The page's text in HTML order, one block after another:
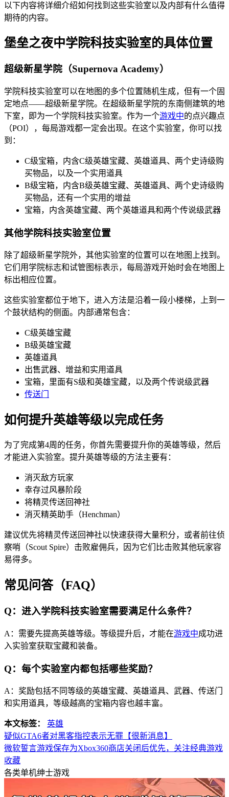
以下内容将详细介绍如何找到这些实验室以及内部有什么值得
期待的内容。
堡垒之夜中学院科技实验室的具体位置
超级新星学院（Supernova Academy）
学院科技实验室可以在地图的多个位置随机生成，但有一个固
定地点——超级新星学院。在超级新星学院的东南侧建筑的地
下室，即为一个学院科技实验室。作为一个游戏中的点兴趣点
（POI），每局游戏都一定会出现。在这个实验室，你可以找
到：
C级宝箱，内含C级英雄宝藏、英雄道具、两个史诗级购
买物品，以及一个实用道具
B级宝箱，内含B级英雄宝藏、英雄道具、两个史诗级购
买物品，还有一个实用的增益
宝箱，内含英雄宝藏、两个英雄道具和两个传说级武器
其他学院科技实验室位置
除了超级新星学院外，其他实验室的位置可以在地图上找到。
它们用学院标志和试管图标表示，每局游戏开始时会在地图上
标出相应位置。
这些实验室都位于地下，进入方法是沿着一段小楼梯，上到一
个鼓状结构的侧面。内部通常包含：
C级英雄宝藏
B级英雄宝藏
英雄道具
出售武器、增益和实用道具
宝箱，里面有S级和英雄宝藏，以及两个传说级武器
传送门
如何提升英雄等级以完成任务
为了完成第4周的任务，你首先需要提升你的英雄等级，然后
才能进入实验室。提升英雄等级的方法主要有：
消灭敌方玩家
幸存过风暴阶段
将精灵传送回神社
消灭精英助手（Henchman）
建议优先将精灵传送回神社以快速获得大量积分，或者前往侦
察哨（Scout Spire）击败雇佣兵，因为它们比击败其他玩家容
易得多。
常见问答（FAQ）
Q：进入学院科技实验室需要满足什么条件？
A：需要先提高英雄等级。等级提升后，才能在游戏中成功进
入实验室获取宝藏和装备。
Q：每个实验室内都包括哪些奖励？
A：奖励包括不同等级的英雄宝藏、英雄道具、武器、传送门
和实用道具，等级越高的宝箱内容也越丰富。
本文标签：
英雄
疑似GTA6者对黑客指控表示无罪【很新消息】
微软誓言游戏保存为Xbox360商店关闭后优先，关注经典游戏
收藏
各类单机绅士游戏